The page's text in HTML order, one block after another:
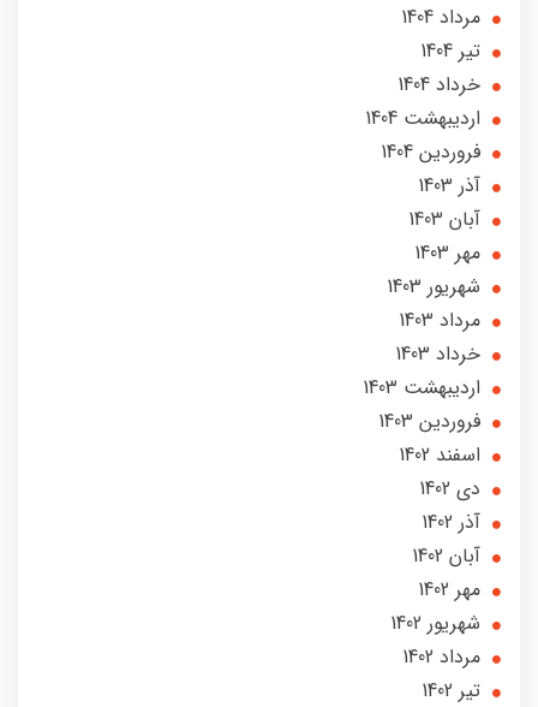
مرداد 1404
تير 1404
خرداد 1404
ارديبهشت 1404
فروردین 1404
آذر 1403
آبان 1403
مهر 1403
شهریور 1403
مرداد 1403
خرداد 1403
ارديبهشت 1403
فروردین 1403
اسفند 1402
دی 1402
آذر 1402
آبان 1402
مهر 1402
شهریور 1402
مرداد 1402
تير 1402